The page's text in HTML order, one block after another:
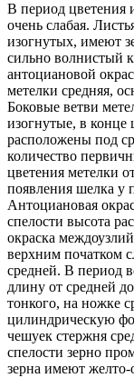
В период цветения
очень слабая.
изогнутых, имеют
сильно волнистый
антоциановой
метелки средняя,
Боковые ветви
изогнутые, в конце
расположены под
количество
цветения метелки
появления шелка у
Антоциановая
спелости высота
окраска
верхним початком
средней. В период
длину от средней
тонкого, на ножке
цилиндрическую
чешуек стержня
спелости зерно
зерна имеют